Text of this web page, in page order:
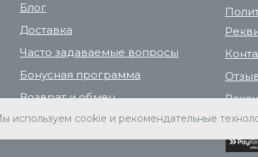
Доставка
Часто задаваемые вопросы
Блог
Наши
Бонусная программа
Карта сайта
Возврат и обмен
используем cookie и рекомендательные